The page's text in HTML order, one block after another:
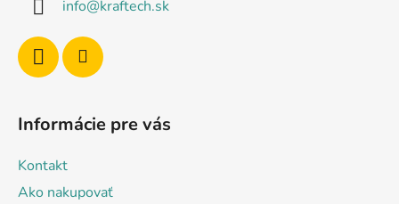
info@kraftech.sk
Informácie pre vás
Kontakt
Ako nakupovať